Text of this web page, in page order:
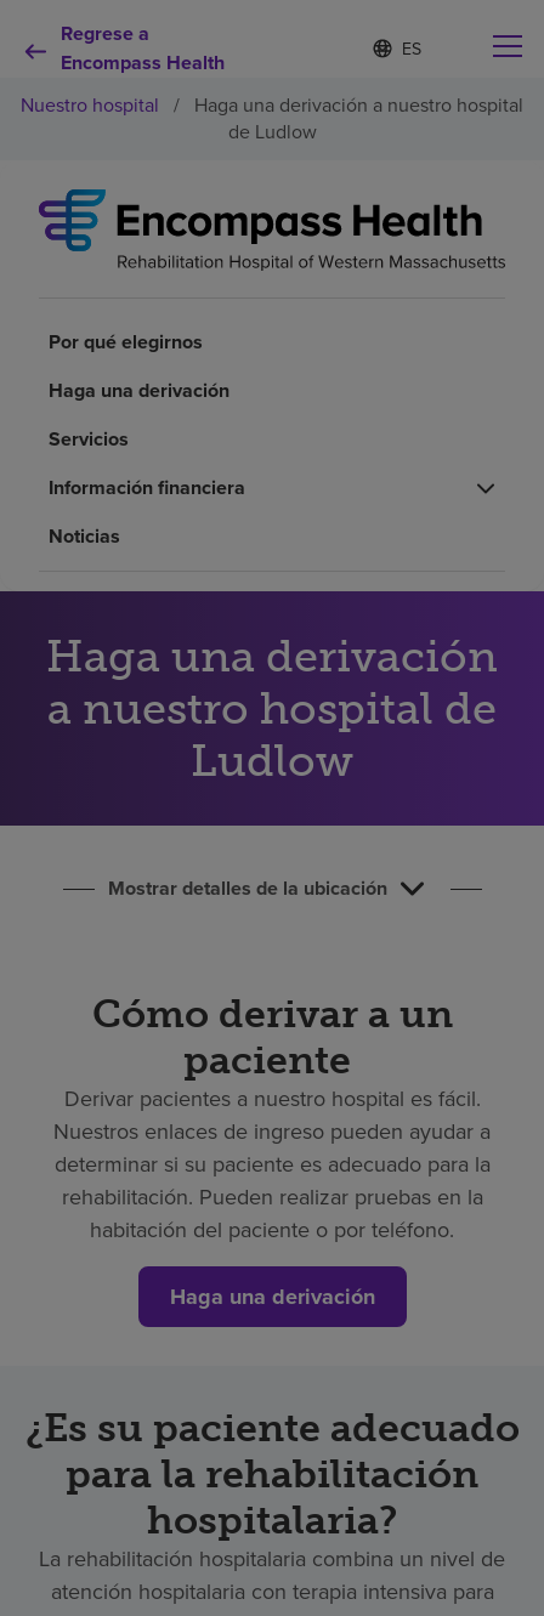
Regrese a
Encompass Health
Lista
de
contraída
d
o
e
l
c
Por qué debe elegirnos
Pacientes y cuidadores
Acerca de nosotros
Inversores
Nuestro hospital / Haga una derivación a nuestro hospital
de Ludlow
Por qué elegirnos
Haga una derivación
Servicios
Información financiera
Noticias
Haga una derivación
a nuestro hospital de
Ludlow
Mostrar detalles de la ubicación
Cómo derivar a un
paciente
Derivar pacientes a nuestro hospital es fácil.
Nuestros enlaces de ingreso pueden ayudar a
determinar si su paciente es adecuado para la
rehabilitación. Pueden realizar pruebas en la
habitación del paciente o por teléfono.
Haga una derivación
¿Es su paciente adecuado
para la rehabilitación
hospitalaria?
La rehabilitación hospitalaria combina un nivel de
atención hospitalaria con terapia intensiva para